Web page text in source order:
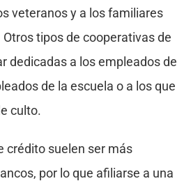
veteranos y a los familiares
tipos de cooperativas de
dedicadas a los empleados de
de la escuela o a los que
culto.
crédito suelen ser más
por lo que afiliarse a una